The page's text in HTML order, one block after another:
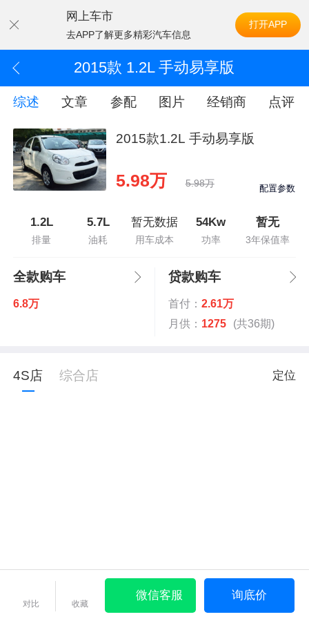
网上车市
去APP了解更多精彩汽车信息
打开APP
2015款 1.2L 手动易享版
综述 文章 参配 图片 经销商 点评
2015款1.2L 手动易享版
5.98万 5.98万 配置参数
1.2L
排量
5.7L
油耗
暂无数据
用车成本
54Kw
功率
暂无
3年保值率
全款购车
6.8万
贷款购车
首付： 2.61万
月供： 1275 (共36期)
4S店 综合店 定位
对比 收藏
微信客服 询底价